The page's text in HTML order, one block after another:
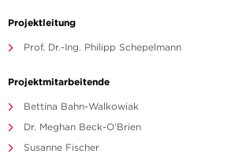
Projektleitung
Prof. Dr.-Ing. Philipp Schepelmann
Projektmitarbeitende
Bettina Bahn-Walkowiak
Dr. Meghan Beck-O'Brien
Susanne Fischer